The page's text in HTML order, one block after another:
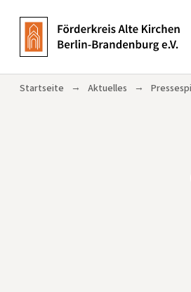
Startseite → Aktuelles →